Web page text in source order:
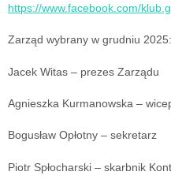
https://www.facebook.com/
Zarząd wybrany w grudniu 2025:
Jacek Witas – prezes Zarządu
Agnieszka Kurmanowska –
Bogusław Opłotny – sekretarz
Piotr Spłocharski – skarbnik